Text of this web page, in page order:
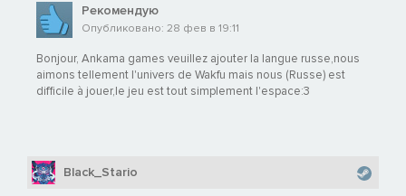
Рекомендую
Опубликовано: 28 фев в 19:11
Bonjour, Ankama games veuillez ajouter la langue russe,nous
aimons tellement l'univers de Wakfu mais nous (Russe) est
difficile à jouer,le jeu est tout simplement l'espace:3
Black_Stario